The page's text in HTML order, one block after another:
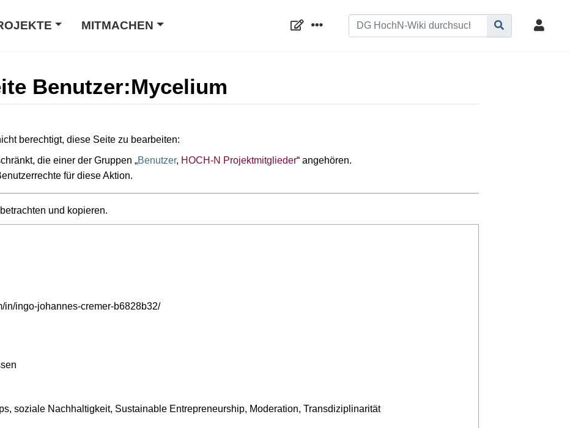
MITMACHEN
Benutzer:Mycelium
berechtigt, diese Seite zu bearbeiten:
die einer der Gruppen „Benutzer, HOCH-N Projektmitglieder“ angehören.
für diese Aktion.
und kopieren.